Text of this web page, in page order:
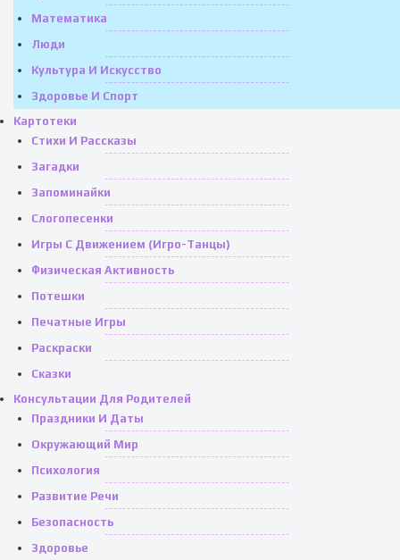
Математика
Люди
Культура И Искусство
Здоровье И Спорт
Картотеки
Стихи И Рассказы
Загадки
Запоминайки
Слогопесенки
Игры С Движением (игро-Танцы)
Физическая Активность
Потешки
Печатные Игры
Раскраски
Сказки
Консультации Для Родителей
Праздники И Даты
Окружающий Мир
Психология
Развитие Речи
Безопасность
Здоровье